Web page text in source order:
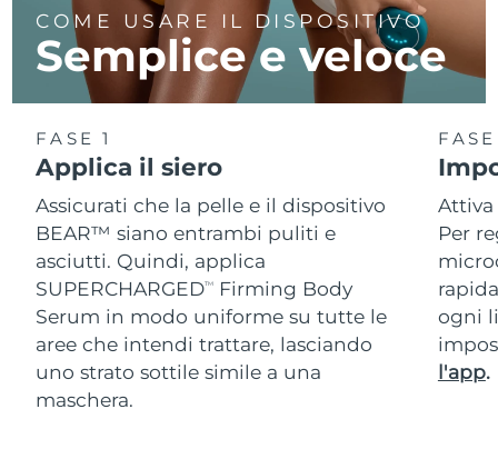
COME USARE IL DISPOSITIVO
Semplice e veloce
FASE 1
Applica il siero
Assicurati che la pelle e il dispositivo
BEAR™ siano entrambi puliti e
asciutti. Quindi, applica
SUPERCHARGEDTM
Firming Body
Serum in modo uniforme su tutte le
aree che intendi trattare, lasciando
uno strato sottile simile a una
maschera.
Per
ogni
l'app.